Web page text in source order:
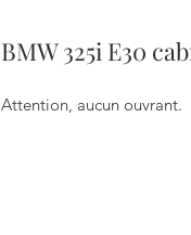
BMW 325i E30
Attention, aucun ouvrant.